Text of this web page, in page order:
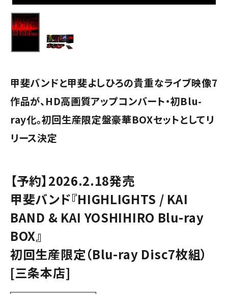
甲斐バンドと甲斐よしひろの貴重なライブ映像7
作品が、HD高画質アップコンバート・初Blu-
ray化。初回生産限定盤豪華BOXセットとしてリ
リース決定
【予約】2026.2.18発売
甲斐バンド『HIGHLIGHTS / KAI
BAND & KAI YOSHIHIRO Blu-ray
BOX』
初回生産限定（Blu-ray Disc7枚組）
[三条本店]